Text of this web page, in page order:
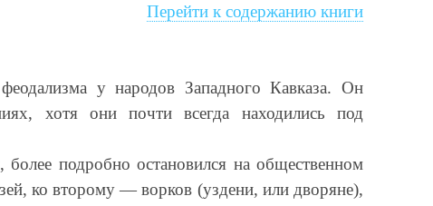
Перейти к содержанию книги
у народов Западного Кавказа. Он
хотя они почти всегда находились под
подробно остановился на общественном
ко второму — ворков (уздени, или дворяне),